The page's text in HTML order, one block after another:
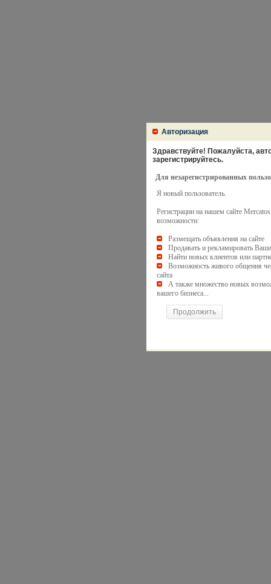
Авторизация
Здравствуйте! Пожалуйста,
зарегистрируйтесь.
Для незарегистрированных
Я новый пользователь.
Регистрации на нашем сайте
возможности:
Размещать объявления на сайте
Продавать и рекламировать
Найти новых клиентов или
Возможность живого общения
сайта
А также множество новых
вашего бизнеса...